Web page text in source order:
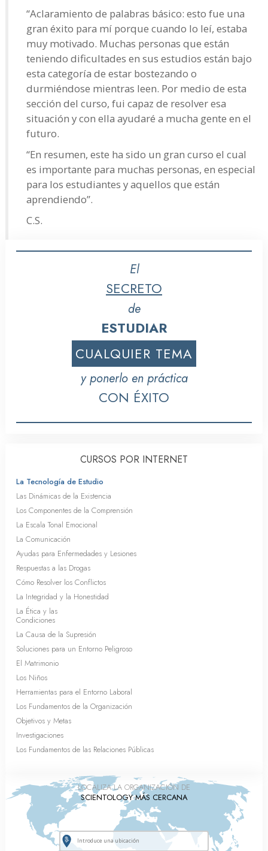
“Aclaramiento de palabras básico: esto fue una
gran éxito para mí porque cuando lo leí, estaba
muy motivado. Muchas personas que están
teniendo dificultades en sus estudios están bajo
esta categoría de estar bostezando o
durmiéndose mientras leen. Por medio de esta
sección del curso, fui capaz de resolver esa
situación y con ella ayudaré a mucha gente en el
futuro.
“En resumen, este ha sido un gran curso el cual
es importante para muchas personas, en especial
para los estudiantes y aquellos que están
aprendiendo”.
C.S.
El
SECRETO
de
ESTUDIAR
CUALQUIER TEMA
y ponerlo en práctica
CON ÉXITO
CURSOS POR INTERNET
La Tecnología de Estudio
Las Dinámicas de la Existencia
Los Componentes de la Comprensión
La Escala Tonal Emocional
La Comunicación
Ayudas para Enfermedades y Lesiones
Respuestas a las Drogas
Cómo Resolver los Conflictos
La Integridad y la Honestidad
La Ética y las
Condiciones
La Causa de la Supresión
Soluciones para un Entorno Peligroso
El Matrimonio
Los Niños
Herramientas para el Entorno Laboral
Los Fundamentos de la Organización
Objetivos y Metas
Investigaciones
Los Fundamentos de las Relaciones Públicas
LOCALIZA LA ORGANIZACIÓN DE
SCIENTOLOGY MÁS CERCANA